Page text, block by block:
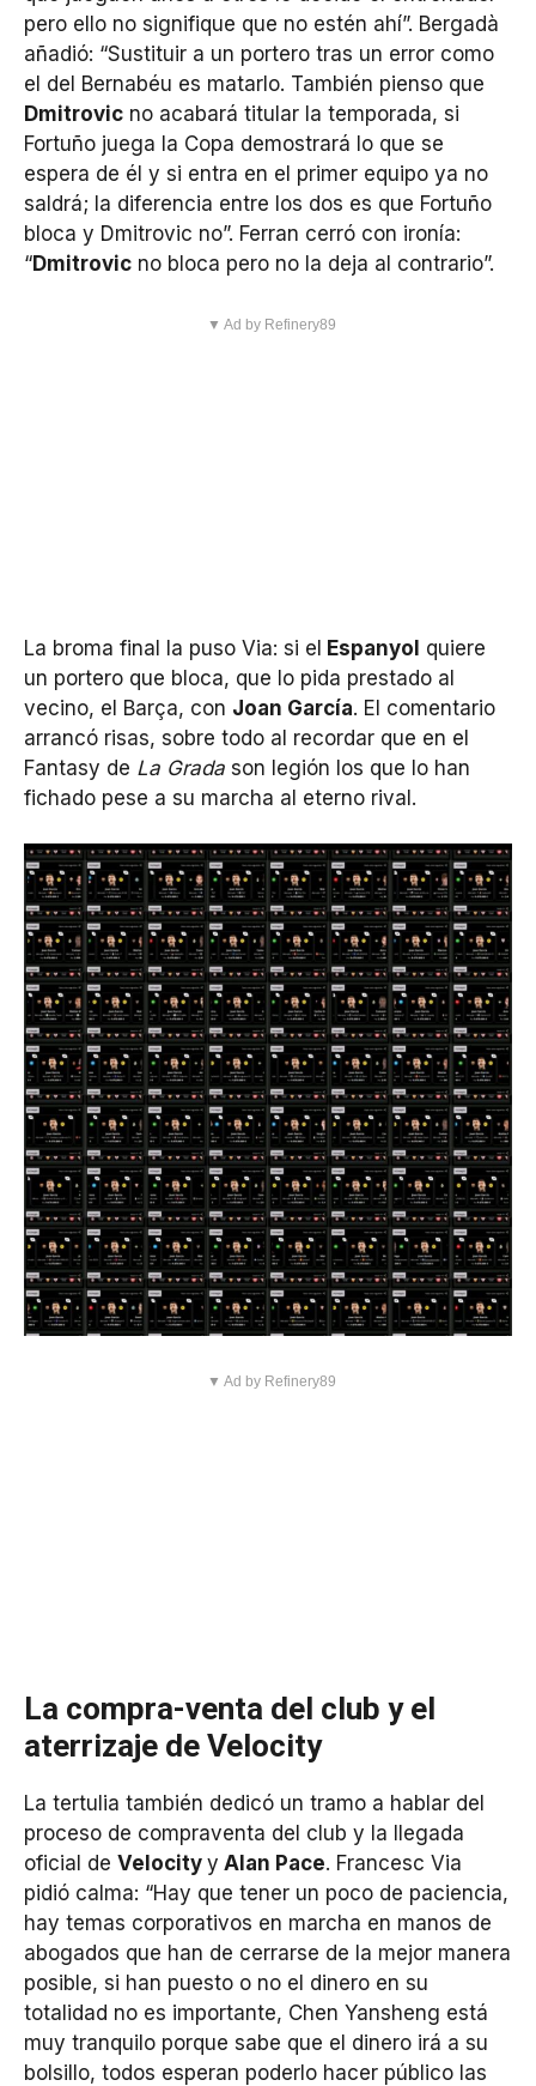
pero ello no signifique que no estén ahí”. Bergadà
añadió: “Sustituir a un portero tras un error como
el del Bernabéu es matarlo. También pienso que
Dmitrovic no acabará titular la temporada, si
Fortuño juega la Copa demostrará lo que se
espera de él y si entra en el primer equipo ya no
saldrá; la diferencia entre los dos es que Fortuño
bloca y Dmitrovic no”. Ferran cerró con ironía:
“Dmitrovic no bloca pero no la deja al contrario”.
▼ Ad by Refinery89
La broma final la puso Via: si el Espanyol quiere
un portero que bloca, que lo pida prestado al
vecino, el Barça, con Joan García. El comentario
arrancó risas, sobre todo al recordar que en el
Fantasy de La Grada son legión los que lo han
fichado pese a su marcha al eterno rival.
▼ Ad by Refinery89
La compra-venta del club y el
aterrizaje de Velocity
La tertulia también dedicó un tramo a hablar del
proceso de compraventa del club y la llegada
oficial de Velocity y Alan Pace. Francesc Via
pidió calma: “Hay que tener un poco de paciencia,
hay temas corporativos en marcha en manos de
abogados que han de cerrarse de la mejor manera
posible, si han puesto o no el dinero en su
totalidad no es importante, Chen Yansheng está
muy tranquilo porque sabe que el dinero irá a su
bolsillo, todos esperan poderlo hacer público las